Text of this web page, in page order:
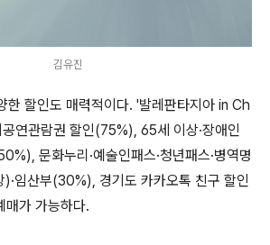
김유진
한 할인도 매력적이다. '발레판타지아 in Ch
연관람권 할인(75%), 65세 이상·장애인
문화누리 ·예술인패스·청년패스·병역명
)·임산부(30%), 경기도 카카오톡 친구 할인
매가 가능하다.